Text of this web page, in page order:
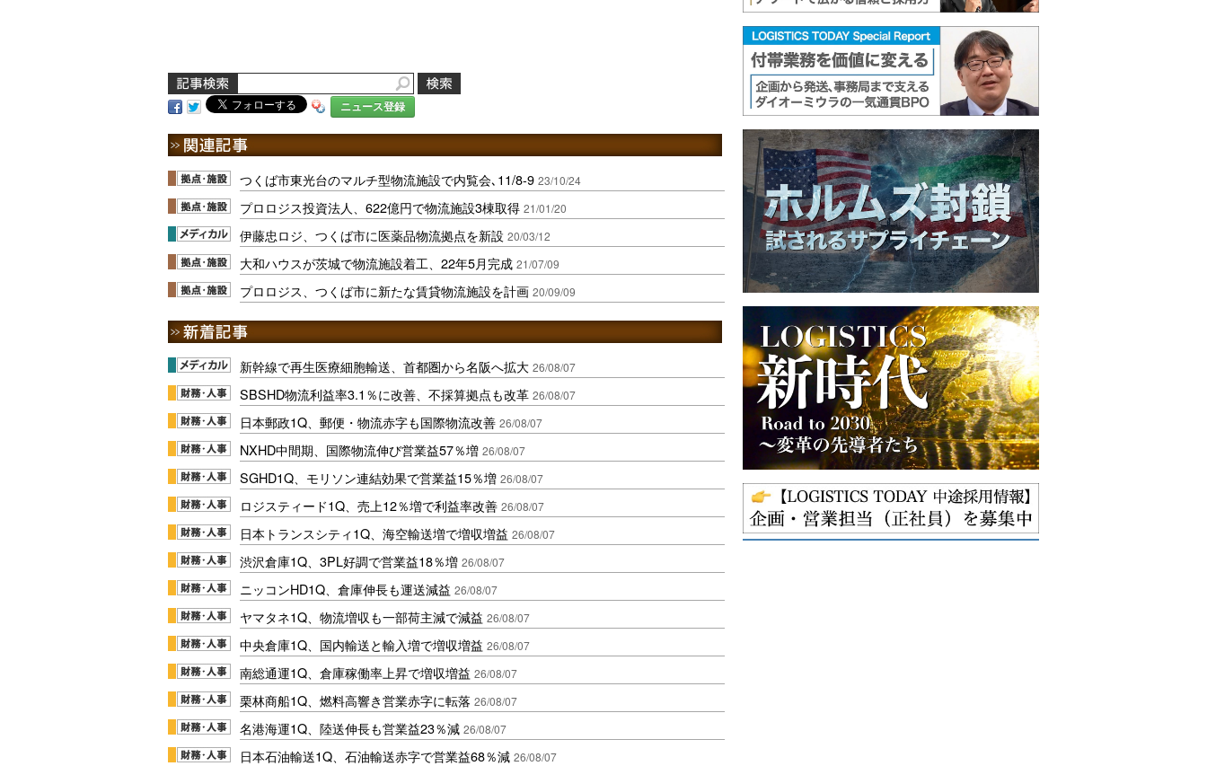
ニュース登録
つくば市東光台のマルチ型物流施設で内覧会､11/8-9 23/10/24
プロロジス投資法人、622億円で物流施設3棟取得 21/01/20
伊藤忠ロジ、つくば市に医薬品物流拠点を新設 20/03/12
大和ハウスが茨城で物流施設着工、22年5月完成 21/07/09
プロロジス、つくば市に新たな賃貸物流施設を計画 20/09/09
新幹線で再生医療細胞輸送、首都圏から名阪へ拡大 26/08/07
SBSHD物流利益率3.1％に改善、不採算拠点も改革 26/08/07
日本郵政1Q、郵便・物流赤字も国際物流改善 26/08/07
NXHD中間期、国際物流伸び営業益57％増 26/08/07
SGHD1Q、モリソン連結効果で営業益15％増 26/08/07
ロジスティード1Q、売上12％増で利益率改善 26/08/07
日本トランスシティ1Q、海空輸送増で増収増益 26/08/07
渋沢倉庫1Q、3PL好調で営業益18％増 26/08/07
ニッコンHD1Q、倉庫伸長も運送減益 26/08/07
ヤマタネ1Q、物流増収も一部荷主減で減益 26/08/07
中央倉庫1Q、国内輸送と輸入増で増収増益 26/08/07
南総通運1Q、倉庫稼働率上昇で増収増益 26/08/07
栗林商船1Q、燃料高響き営業赤字に転落 26/08/07
名港海運1Q、陸送伸長も営業益23％減 26/08/07
日本石油輸送1Q、石油輸送赤字で営業益68％減 26/08/07